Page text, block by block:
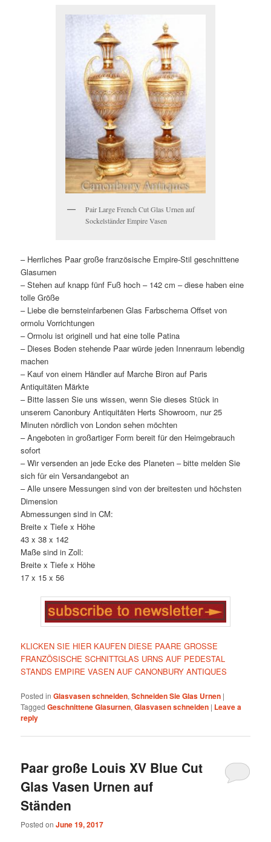
Pair Large French Cut Glas Urnen auf
Sockelständer Empire Vasen
– Herrliches Paar große französische Empire-Stil geschnittene
Glasurnen
– Stehen auf knapp fünf Fuß hoch – 142 cm – diese haben eine
tolle Größe
– Liebe die bernsteinfarbenen Glas Farbschema Offset von
ormolu Vorrichtungen
– Ormolu ist originell und hat eine tolle Patina
– Dieses Boden stehende Paar würde jeden Innenraum lebendig
machen
– Kauf von einem Händler auf Marche Biron auf Paris
Antiquitäten Märkte
– Bitte lassen Sie uns wissen, wenn Sie dieses Stück in
unserem Canonbury Antiquitäten Herts Showroom, nur 25
Minuten nördlich von London sehen möchten
– Angeboten in großartiger Form bereit für den Heimgebrauch
sofort
– Wir versenden an jede Ecke des Planeten – bitte melden Sie
sich für ein Versandangebot an
– Alle unsere Messungen sind von der breitesten und höchsten
Dimension
Abmessungen sind in CM:
Breite x Tiefe x Höhe
43 x 38 x 142
Maße sind in Zoll:
Breite x Tiefe x Höhe
17 x 15 x 56
KLICKEN SIE HIER KAUFEN DIESE PAARE GROSSE
FRANZÖSISCHE SCHNITTGLAS URNS AUF PEDESTAL
STANDS EMPIRE VASEN AUF CANONBURY ANTIQUES
Posted in Glasvasen schneiden,Schneiden Sie Glas Urnen |
Tagged Geschnittene Glasurnen,Glasvasen schneiden | Leave a
reply
Paar große Louis XV Blue Cut
Glas Vasen Urnen auf
Ständen
Posted onJune 19, 2017